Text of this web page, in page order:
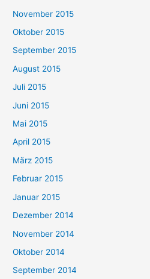
November 2015
Oktober 2015
September 2015
August 2015
Juli 2015
Juni 2015
Mai 2015
April 2015
März 2015
Februar 2015
Januar 2015
Dezember 2014
November 2014
Oktober 2014
September 2014